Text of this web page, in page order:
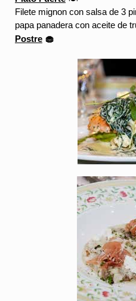
Filete mignon con salsa de 3
papa panadera con aceite de
Postre 🧁